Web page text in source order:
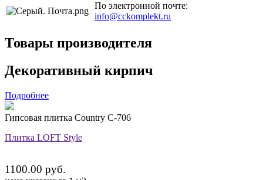
По электронной почте:
info@cckomplekt.ru
Товары производителя
Декоративный кирпич
Подробнее
Гипсовая плитка Country C-706
Плитка LOFT Style
1100.00 руб.